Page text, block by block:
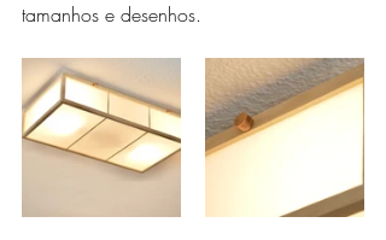
tamanhos e desenhos.